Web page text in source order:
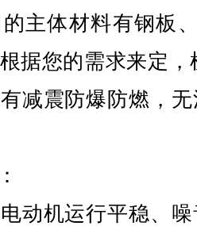
体材料有钢板、
据您的需求来定
减震防爆防燃，
机运行平稳、噪